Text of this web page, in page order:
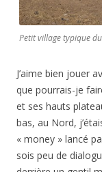
Petit village typique
J’aime bien jouer
que pourrais-je
et ses hauts
bas, au Nord,
« money » lancé
sois peu de